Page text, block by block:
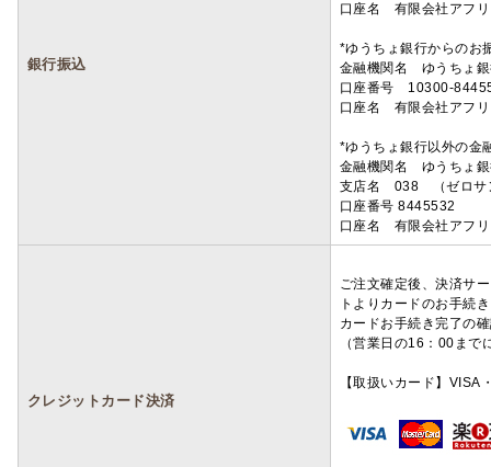
銀行振込
口座名 有限会社アフ
*ゆうちょ銀行からのお
金融機関名 ゆうちょ
口座番号 10300-
口座名 有限会社アフ
*ゆうちょ銀行以外の金
金融機関名 ゆうちょ
支店名 038 （ゼロサ
口座番号 8445532
口座名 有限会社アフ
クレジットカード決済
ご注文確定後、決済サ
トよりカードのお手続
カードお手続き完了の
（営業日の16：00ま
【取扱いカード】